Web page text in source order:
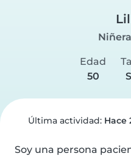
Edad
50
Última actividad: Hace
Soy una persona